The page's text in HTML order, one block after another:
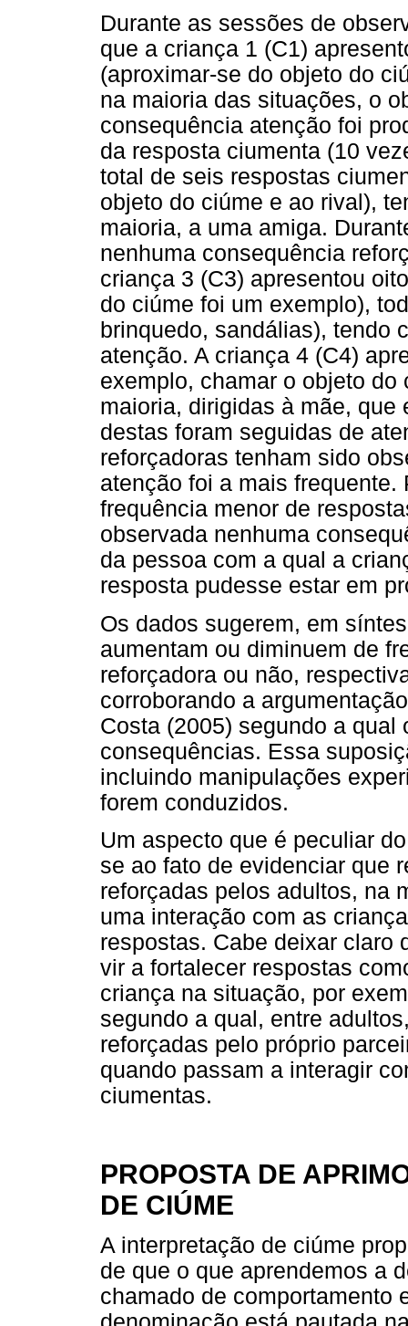
Durante as sessões de
que a criança 1 (C1)
(aproximar-se do objeto do
na maioria das situações, o
consequência atenção foi
da resposta ciumenta (10
total de seis respostas
objeto do ciúme e ao rival),
maioria, a uma amiga.
nenhuma consequência
criança 3 (C3) apresentou
do ciúme foi um exemplo),
brinquedo, sandálias), tendo
atenção. A criança 4 (C4)
exemplo, chamar o objeto
maioria, dirigidas à mãe, que
destas foram seguidas de
reforçadoras tenham sido
atenção foi a mais
frequência menor de
observada nenhuma
da pessoa com a qual a
resposta pudesse estar em
Os dados sugerem, em
aumentam ou diminuem de
reforçadora ou não,
corroborando a
Costa (2005) segundo a
consequências. Essa
incluindo manipulações
forem conduzidos.
Um aspecto que é peculiar
se ao fato de evidenciar que
reforçadas pelos adultos, na
uma interação com as
respostas. Cabe deixar claro
vir a fortalecer respostas
criança na situação, por
segundo a qual, entre
reforçadas pelo próprio
quando passam a interagir
ciumentas.
PROPOSTA DE
DE CIÚME
A interpretação de ciúme
de que o que aprendemos a
chamado de comportamento